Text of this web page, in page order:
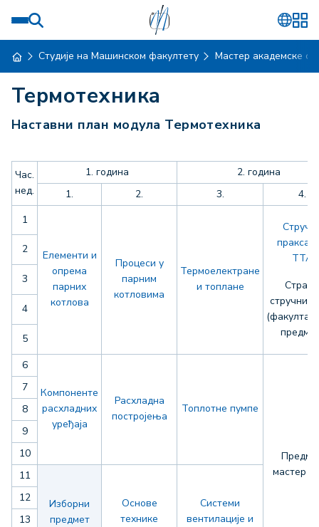
Студије на Машинском факултету Мастер академске
Термотехника
Наставни план модула Термотехника
Час.
нед.
1. година
2. година
1.
2. 3.
4.
1
Елементи и
опрема
парних
котлова
Процеси у
парним
котловима
Термоелектране
и топлане
пракса
ТТА
Страни
стручни
2
3
4
5
6
Компоненте
расхладних
уређаја
Расхладна
постројења
Топлотне пумпе
мастер
7
8
9
10
11
Изборни
предмет
Основе
технике
Системи
вентилације и
12
13